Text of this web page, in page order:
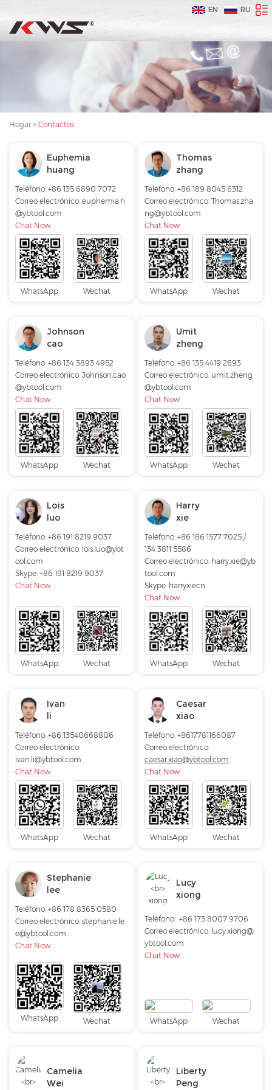
EN RU
Hogar> Contactos
Euphemia
huang
Teléfono: +86 135 6890 7072
Correo electrónico: euphemia.h
@ybtool.com
Chat Now
WhatsApp Wechat
Thomas
zhang
Teléfono: +86 189 8045 6312
Correo electrónico:Thomas.zha
ng@ybtool.com
Chat Now
WhatsApp Wechat
Johnson
cao
Teléfono: +86 134 3893 4952
Correo electrónico: Johnson.cao
@ybtool.com
Chat Now
WhatsApp Wechat
Umit
zheng
Teléfono: +86 135 4419 2693
Correo electrónico: umit.zheng
@ybtool.com
Chat Now
WhatsApp Wechat
Lois
luo
Teléfono: +86 191 8219 9037
Correo electrónico: lois.luo@ybt
ool.com
Skype: +86 191 8219 9037
Chat Now
WhatsApp Wechat
Harry
xie
Teléfono: +86 186 1577 7025 /
134 3811 5586
Correo electrónico: harry.xie@yb
tool.com
Skype: harryxiecn
Chat Now
WhatsApp Wechat
Ivan
li
Teléfono: +86 13540668806
Correo electrónico:
ivan.li@ybtool.com
Chat Now
WhatsApp Wechat
Caesar
xiao
Teléfono: +8617781166087
Correo electrónico:
caesar.xiao@ybtool.com
Chat Now
WhatsApp Wechat
Stephanie
lee
Teléfono: +86 178 8365 0580
Correo electrónico: stephanie.le
e@ybtool.com
Chat Now
WhatsApp Wechat
Lucy
xiong
Teléfono: +86 173 8007 9706
Correo electrónico: lucy.xiong@
ybtool.com
Chat Now
WhatsApp Wechat
Camelia
Wei
Liberty
Peng